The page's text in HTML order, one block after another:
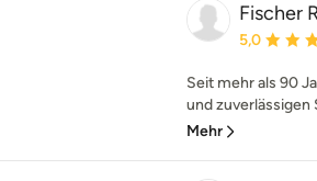
Fischer
5,0
Seit mehr als 90
und zuverlässigen
Mehr